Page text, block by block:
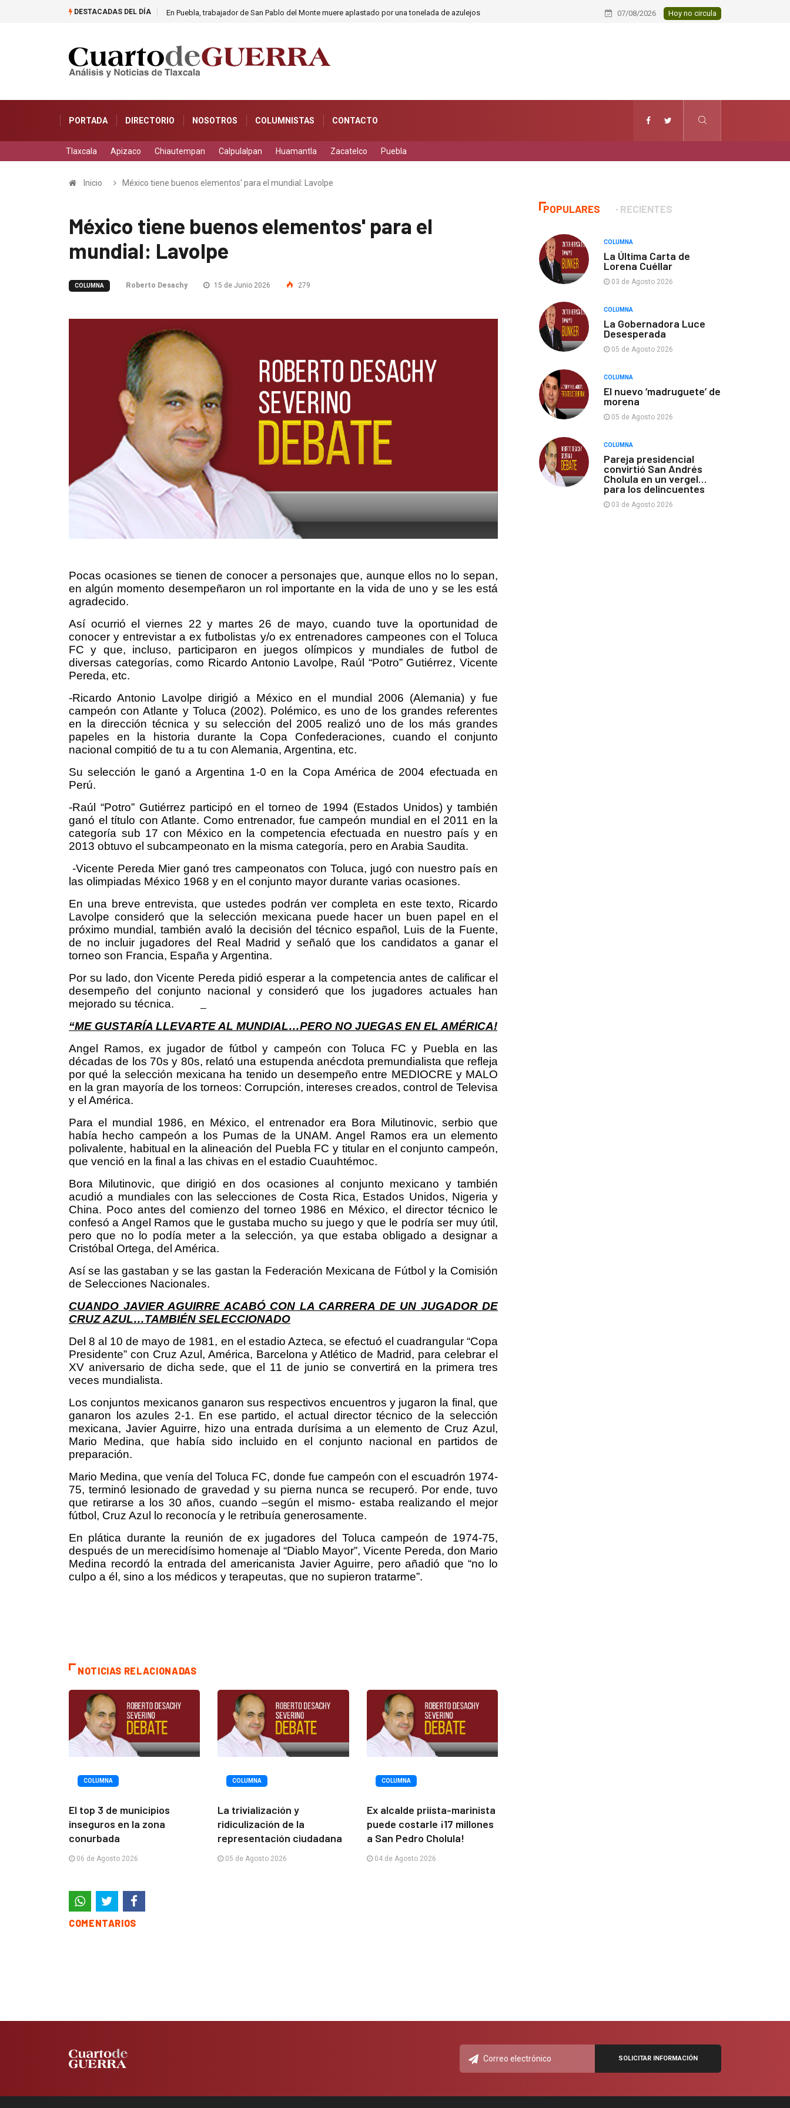
DESTACADAS DEL DÍA En Puebla, trabajador de San Pablo del Monte muere aplastado por una tonelada de azulejos Huamantla te espera este viernes
07/08/2026 Hoy no circula
PORTADA DIRECTORIO NOSOTROS COLUMNISTAS CONTACTO
Tlaxcala Apizaco Chiautempan Calpulalpan Huamantla Zacatelco Puebla
Inicio México tiene buenos elementos' para el mundial: Lavolpe
México tiene buenos elementos' para el
mundial: Lavolpe
COLUMNA Roberto Desachy 15 de Junio 2026 279
Pocas ocasiones se tienen de conocer a personajes que, aunque ellos no lo sepan,
en algún momento desempeñaron un rol importante en la vida de uno y se les está
agradecido.
Así ocurrió el viernes 22 y martes 26 de mayo, cuando tuve la oportunidad de
conocer y entrevistar a ex futbolistas y/o ex entrenadores campeones con el Toluca
FC y que, incluso, participaron en juegos olímpicos y mundiales de futbol de
diversas categorías, como Ricardo Antonio Lavolpe, Raúl “Potro” Gutiérrez, Vicente
Pereda, etc.
-Ricardo Antonio Lavolpe dirigió a México en el mundial 2006 (Alemania) y fue
campeón con Atlante y Toluca (2002). Polémico, es uno de los grandes referentes
en la dirección técnica y su selección del 2005 realizó uno de los más grandes
papeles en la historia durante la Copa Confederaciones, cuando el conjunto
nacional compitió de tu a tu con Alemania, Argentina, etc.
Su selección le ganó a Argentina 1-0 en la Copa América de 2004 efectuada en
Perú.
-Raúl “Potro” Gutiérrez participó en el torneo de 1994 (Estados Unidos) y también
ganó el título con Atlante. Como entrenador, fue campeón mundial en el 2011 en la
categoría sub 17 con México en la competencia efectuada en nuestro país y en
2013 obtuvo el subcampeonato en la misma categoría, pero en Arabia Saudita.
-Vicente Pereda Mier ganó tres campeonatos con Toluca, jugó con nuestro país en
las olimpiadas México 1968 y en el conjunto mayor durante varias ocasiones.
En una breve entrevista, que ustedes podrán ver completa en este texto, Ricardo
Lavolpe consideró que la selección mexicana puede hacer un buen papel en el
próximo mundial, también avaló la decisión del técnico español, Luis de la Fuente,
de no incluir jugadores del Real Madrid y señaló que los candidatos a ganar el
torneo son Francia, España y Argentina.
Por su lado, don Vicente Pereda pidió esperar a la competencia antes de calificar el
desempeño del conjunto nacional y consideró que los jugadores actuales han
mejorado su técnica.
“ME GUSTARÍA LLEVARTE AL MUNDIAL…PERO NO JUEGAS EN EL AMÉRICA!
Angel Ramos, ex jugador de fútbol y campeón con Toluca FC y Puebla en las
décadas de los 70s y 80s, relató una estupenda anécdota premundialista que refleja
por qué la selección mexicana ha tenido un desempeño entre MEDIOCRE y MALO
en la gran mayoría de los torneos: Corrupción, intereses creados, control de Televisa
y el América.
Para el mundial 1986, en México, el entrenador era Bora Milutinovic, serbio que
había hecho campeón a los Pumas de la UNAM. Angel Ramos era un elemento
polivalente, habitual en la alineación del Puebla FC y titular en el conjunto campeón,
que venció en la final a las chivas en el estadio Cuauhtémoc.
Bora Milutinovic, que dirigió en dos ocasiones al conjunto mexicano y también
acudió a mundiales con las selecciones de Costa Rica, Estados Unidos, Nigeria y
China. Poco antes del comienzo del torneo 1986 en México, el director técnico le
confesó a Angel Ramos que le gustaba mucho su juego y que le podría ser muy útil,
pero que no lo podía meter a la selección, ya que estaba obligado a designar a
Cristóbal Ortega, del América.
Así se las gastaban y se las gastan la Federación Mexicana de Fútbol y la Comisión
de Selecciones Nacionales.
CUANDO JAVIER AGUIRRE ACABÓ CON LA CARRERA DE UN JUGADOR DE
CRUZ AZUL…TAMBIÉN SELECCIONADO
Del 8 al 10 de mayo de 1981, en el estadio Azteca, se efectuó el cuadrangular “Copa
Presidente” con Cruz Azul, América, Barcelona y Atlético de Madrid, para celebrar el
XV aniversario de dicha sede, que el 11 de junio se convertirá en la primera tres
veces mundialista.
Los conjuntos mexicanos ganaron sus respectivos encuentros y jugaron la final, que
ganaron los azules 2-1. En ese partido, el actual director técnico de la selección
mexicana, Javier Aguirre, hizo una entrada durísima a un elemento de Cruz Azul,
Mario Medina, que había sido incluido en el conjunto nacional en partidos de
preparación.
Mario Medina, que venía del Toluca FC, donde fue campeón con el escuadrón 1974-
75, terminó lesionado de gravedad y su pierna nunca se recuperó. Por ende, tuvo
que retirarse a los 30 años, cuando –según el mismo- estaba realizando el mejor
fútbol, Cruz Azul lo reconocía y le retribuía generosamente.
En plática durante la reunión de ex jugadores del Toluca campeón de 1974-75,
después de un merecidísimo homenaje al “Diablo Mayor”, Vicente Pereda, don Mario
Medina recordó la entrada del americanista Javier Aguirre, pero añadió que “no lo
culpo a él, sino a los médicos y terapeutas, que no supieron tratarme”.
NOTICIAS RELACIONADAS
COLUMNA
El top 3 de municipios
inseguros en la zona
conurbada
06 de Agosto 2026
COLUMNA
La trivialización y
ridiculización de la
representación ciudadana
05 de Agosto 2026
COLUMNA
Ex alcalde priísta-marinista
puede costarle ¡17 millones
a San Pedro Cholula!
04 de Agosto 2026
COMENTARIOS
POPULARES RECIENTES
COLUMNA
La Última Carta de
Lorena Cuéllar
03 de Agosto 2026
COLUMNA
La Gobernadora Luce
Desesperada
05 de Agosto 2026
COLUMNA
El nuevo ‘madruguete’ de
morena
05 de Agosto 2026
COLUMNA
Pareja presidencial
convirtió San Andrés
Cholula en un vergel…
para los delincuentes
03 de Agosto 2026